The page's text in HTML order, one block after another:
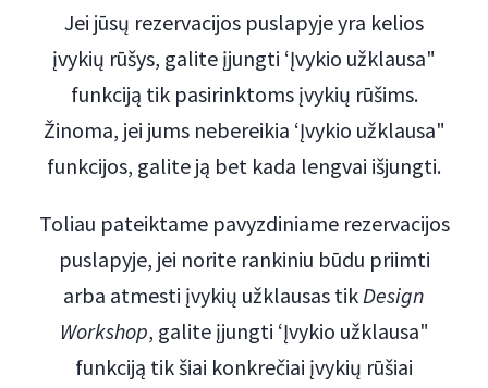
Jei jūsų rezervacijos puslapyje yra kelios
įvykių rūšys, galite įjungti ‘Įvykio užklausa"
funkciją tik pasirinktoms įvykių rūšims.
Žinoma, jei jums nebereikia ‘Įvykio užklausa"
funkcijos, galite ją bet kada lengvai išjungti.
Toliau pateiktame pavyzdiniame rezervacijos
puslapyje, jei norite rankiniu būdu priimti
arba atmesti įvykių užklausas tikDesign
Workshop, galite įjungti ‘Įvykio užklausa"
funkciją tik šiai konkrečiai įvykių rūšiai